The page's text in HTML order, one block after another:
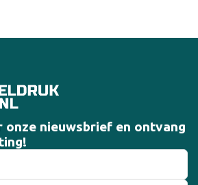
onze nieuwsbrief en ontvang